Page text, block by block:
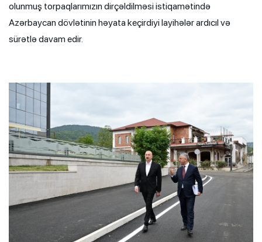
olunmuş torpaqlarımızın dirçəldilməsi istiqamətində
Azərbaycan dövlətinin həyata keçirdiyi layihələr ardıcıl və
sürətlə davam edir.